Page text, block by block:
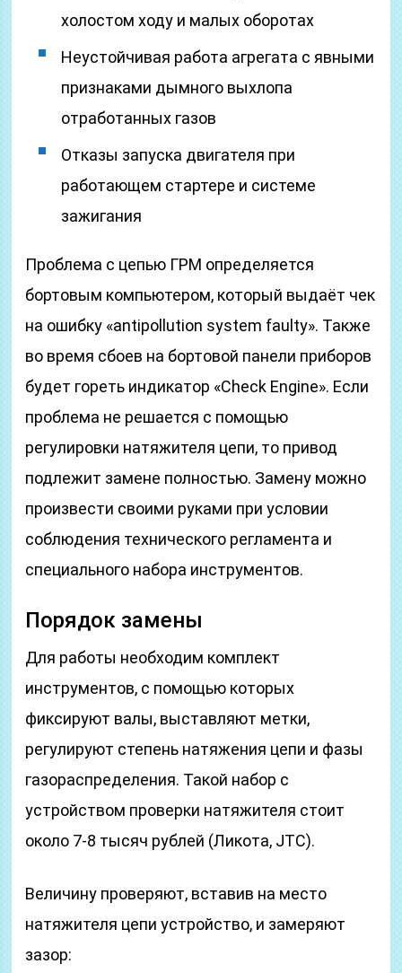
холостом ходу и малых оборотах
Неустойчивая работа агрегата с явными
признаками дымного выхлопа
отработанных газов
Отказы запуска двигателя при
работающем стартере и системе
зажигания
Проблема с цепью ГРМ определяется
бортовым компьютером, который выдаёт чек
на ошибку «аntipollution system faulty». Также
во время сбоев на бортовой панели приборов
будет гореть индикатор «Check Engine». Если
проблема не решается с помощью
регулировки натяжителя цепи, то привод
подлежит замене полностью. Замену можно
произвести своими руками при условии
соблюдения технического регламента и
специального набора инструментов.
Порядок замены
Для работы необходим комплект
инструментов, с помощью которых
фиксируют валы, выставляют метки,
регулируют степень натяжения цепи и фазы
газораспределения. Такой набор с
устройством проверки натяжителя стоит
около 7-8 тысяч рублей (Ликота, JTC).
Величину проверяют, вставив на место
натяжителя цепи устройство, и замеряют
зазор: